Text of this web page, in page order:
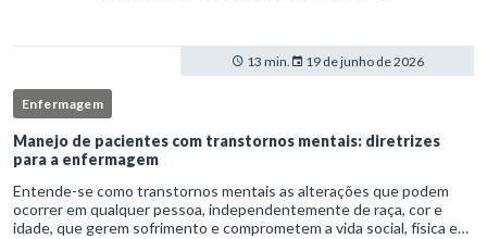
13 min. 19 de junho de 2026
Enfermagem
Manejo de pacientes com transtornos mentais: diretrizes
para a enfermagem
Entende-se como transtornos mentais as alterações que podem
ocorrer em qualquer pessoa, independentemente de raça, cor e
idade, que gerem sofrimento e comprometem a vida social, física e